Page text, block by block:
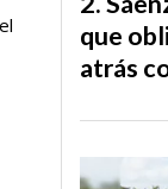
que
atrás